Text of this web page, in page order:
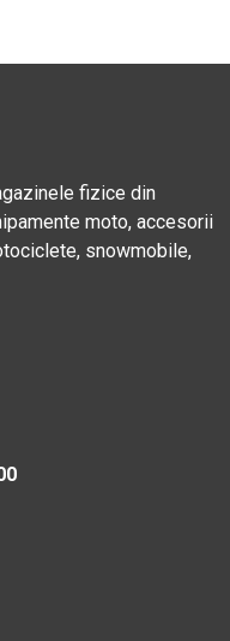
fizice din
moto, accesorii
snowmobile,